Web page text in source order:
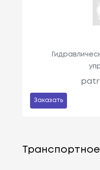
Заказать